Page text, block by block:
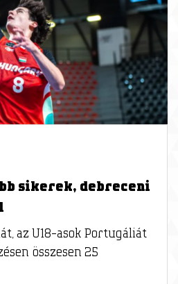
sikerek, debreceni
az U18-asok Portugáliát
összesen 25